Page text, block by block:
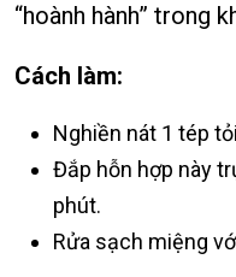
“hoành hành” trong
Cách làm:
Nghiền nát 1 tép
Đắp hỗn hợp này
phút.
Rửa sạch miệng